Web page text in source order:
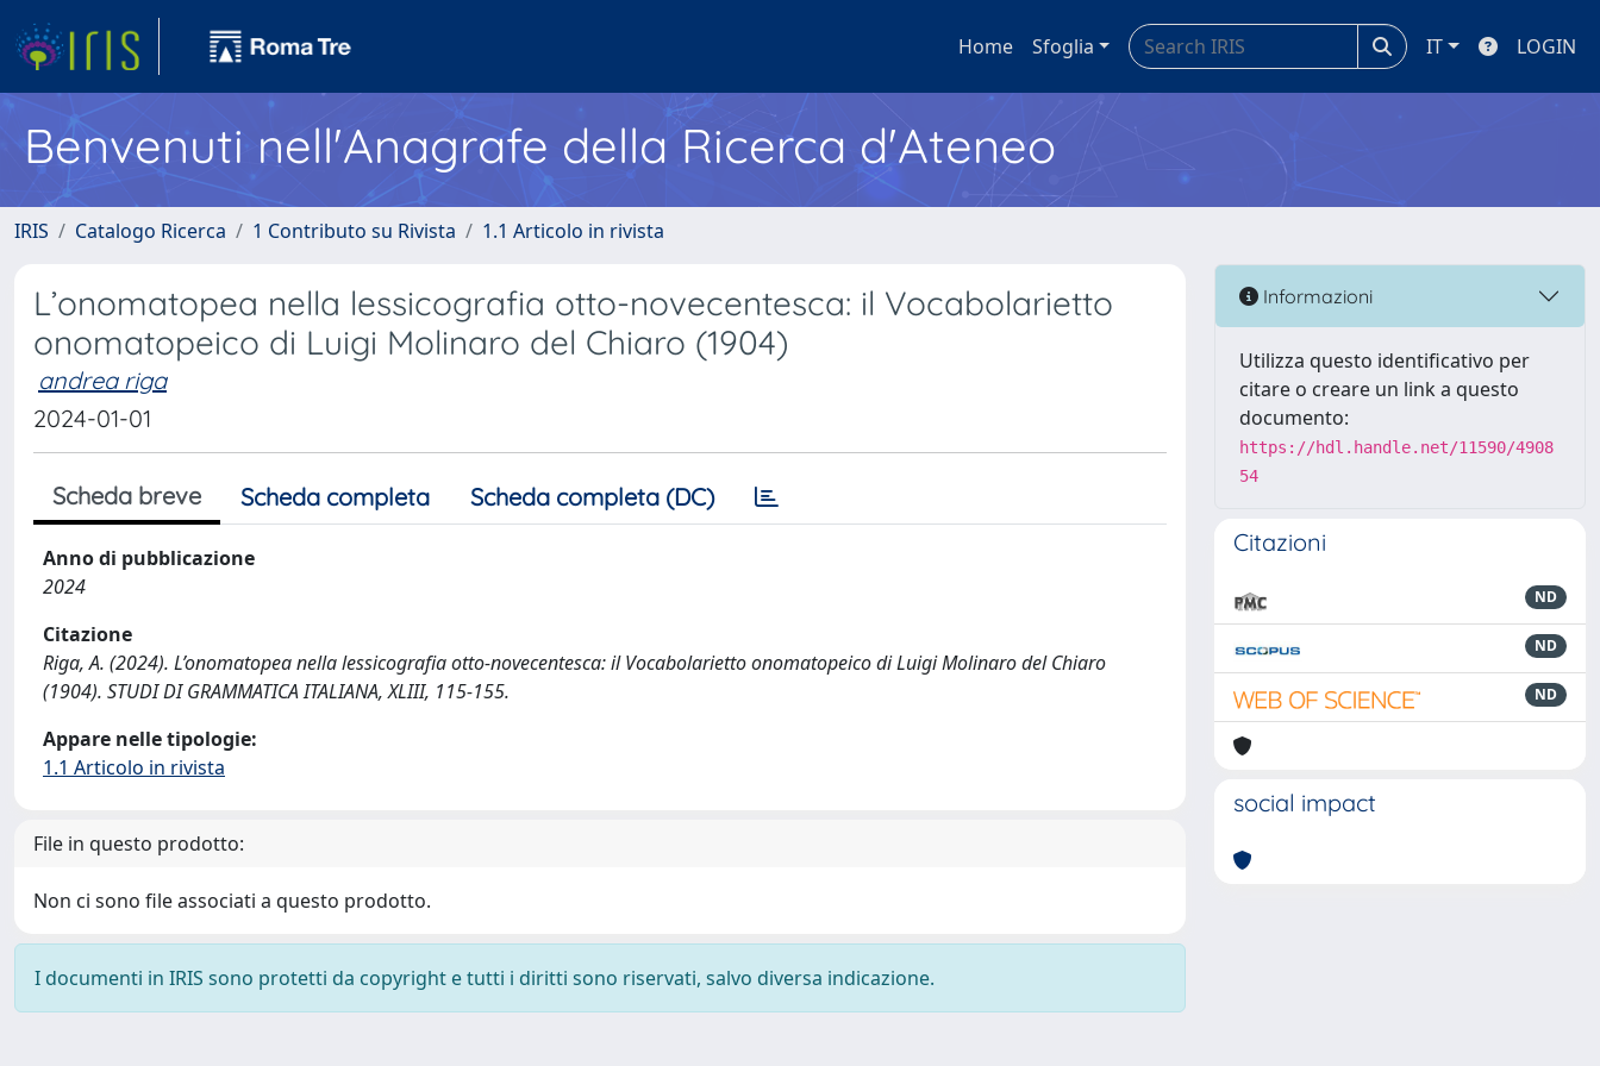
Home Sfoglia IT LOGIN
Benvenuti nell'Anagrafe della Ricerca d'Ateneo
IRIS Catalogo Ricerca 1 Contributo su Rivista 1.1 Articolo in rivista
L’onomatopea nella lessicografia otto-novecentesca: il Vocabolarietto
onomatopeico di Luigi Molinaro del Chiaro (1904)
andrea riga
2024-01-01
Scheda breve Scheda completa Scheda completa (DC)
Anno di pubblicazione
2024
Citazione
Riga, A. (2024). L’onomatopea nella lessicografia otto-novecentesca: il Vocabolarietto onomatopeico di Luigi Molinaro del Chiaro
(1904). STUDI DI GRAMMATICA ITALIANA, XLIII, 115-155.
Appare nelle tipologie:
1.1 Articolo in rivista
File in questo prodotto:
Non ci sono file associati a questo prodotto.
I documenti in IRIS sono protetti da copyright e tutti i diritti sono riservati, salvo diversa indicazione.
Informazioni
Utilizza questo identificativo per
citare o creare un link a questo
documento:
https://hdl.handle.net/11590/4908
54
Citazioni
ND
ND
ND
social impact